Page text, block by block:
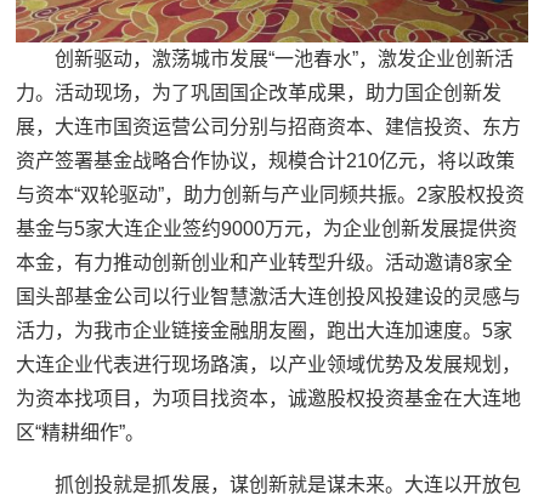
创新驱动，激荡城市发展“一池春水”，激发企业创新活
力。活动现场，为了巩固国企改革成果，助力国企创新发
展，大连市国资运营公司分别与招商资本、建信投资、东方
资产签署基金战略合作协议，规模合计210亿元，将以政策
与资本“双轮驱动”，助力创新与产业同频共振。2家股权投资
基金与5家大连企业签约9000万元，为企业创新发展提供资
本金，有力推动创新创业和产业转型升级。活动邀请8家全
国头部基金公司以行业智慧激活大连创投风投建设的灵感与
活力，为我市企业链接金融朋友圈，跑出大连加速度。5家
大连企业代表进行现场路演，以产业领域优势及发展规划，
为资本找项目，为项目找资本，诚邀股权投资基金在大连地
区“精耕细作”。
抓创投就是抓发展，谋创新就是谋未来。大连以开放包